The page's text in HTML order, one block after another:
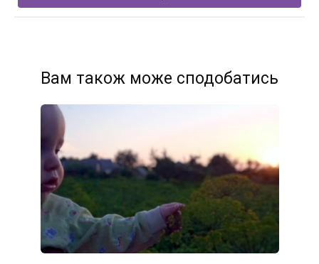
Вам також може сподобатись